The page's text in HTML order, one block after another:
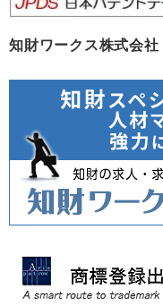
知財ワークス株式会社